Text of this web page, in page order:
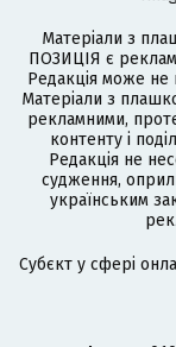
Матеріали з
ПОЗИЦІЯ є
Редакція може не
Матеріали з
рекламними,
контенту і
Редакція не
судження,
українським
Cубєкт у сфері